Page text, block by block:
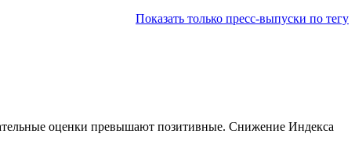
Показать только пресс-выпуски по тегу
оценки превышают позитивные. Снижение Индекса